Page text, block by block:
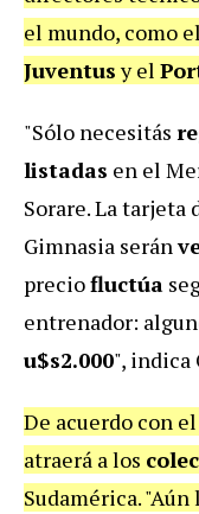
el mundo, como el
Juventusy el
"Sólo necesitás
listadas en el
Sorare. La tarjeta
Gimnasia serán
preciofluctúa
entrenador:
u$s2.000", indica
De acuerdo con
atraerá a los
Sudamérica. "Aún